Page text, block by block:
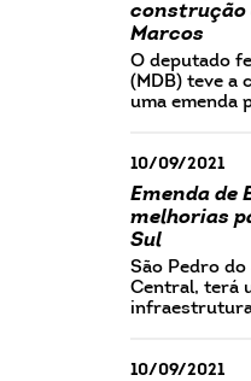
construção
Marcos
O deputado
(MDB) teve a
uma emenda
10/09/2021
Emenda de
melhorias
Sul
São Pedro
Central, terá
10/09/2021